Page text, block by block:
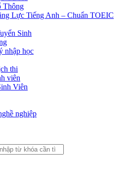
Thông
Lực Tiếng Anh – Chuẩn TOEIC
Sinh
nhập học
thi
viên
Viên
nghiệp